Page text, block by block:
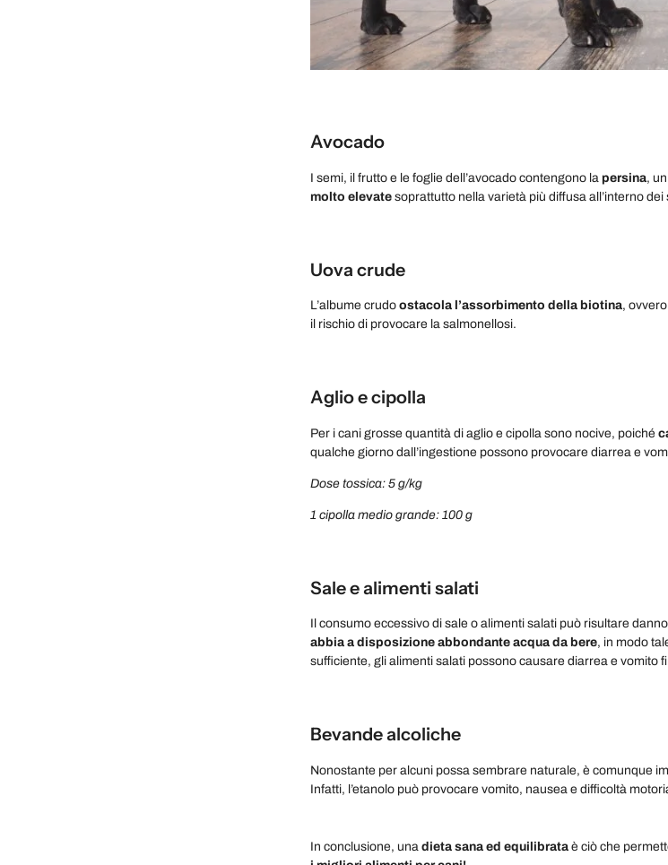
Avocado
I semi, il frutto e le foglie dell’avocado contengono la persina,
molto elevate soprattutto nella varietà più diffusa all’interno
Uova crude
L’albume crudo ostacola l’assorbimento della biotina,
il rischio di provocare la salmonellosi.
Aglio e cipolla
Per i cani grosse quantità di aglio e cipolla sono nocive, poiché
qualche giorno dall’ingestione possono provocare diarrea e
Dose tossica: 5 g/kg
1 cipolla medio grande: 100 g
Sale e alimenti salati
Il consumo eccessivo di sale o alimenti salati può risultare
abbia a disposizione abbondante acqua da bere, in modo
sufficiente, gli alimenti salati possono causare diarrea e vomito
Bevande alcoliche
Nonostante per alcuni possa sembrare naturale, è comunque
Infatti, l’etanolo può provocare vomito, nausea e difficoltà
In conclusione, una dieta sana ed equilibrata è ciò che